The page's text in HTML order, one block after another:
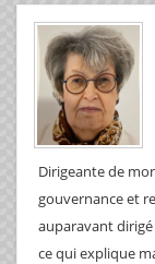
Dirigeante de
gouvernance et
auparavant
ce qui explique